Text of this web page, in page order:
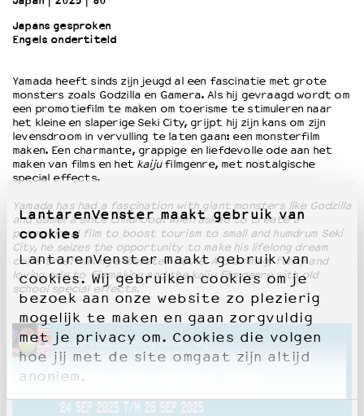
LantarenVenster maakt gebruik van
cookies
LantarenVenster maakt gebruik van
cookies. Wij gebruiken cookies om je
bezoek aan onze website zo plezierig
mogelijk te maken en gaan zorgvuldig
met je privacy om. Cookies die volgen
hoe jij met de site omgaat zijn altijd
anoniem.
OVER LANTARENVENSTER
Werken bij
Wie is wie
Word vriend
Historie
Partners
Huisregels
Privacyverklaring
Integriteits- en gedragscode
Duurzaamheid
Culturele boycot Israël
Ruimte voor artistieke vrijheid – VNPF
Japans gesproken
Engels ondertiteld
Yamada heeft sinds zijn jeugd al een fascinatie met grote
monsters zoals Godzilla en Gamera. Als hij gevraagd wordt om
een promotiefilm te maken om toerisme te stimuleren naar
het kleine en slaperige Seki City, grijpt hij zijn kans om zijn
levensdroom in vervulling te laten gaan: een monsterfilm
maken. Een charmante, grappige en liefdevolle ode aan het
maken van films en het kaijufilmgenre, met nostalgische
special effects.
Yamada has had a fascination with giant monsters like Godzilla
and Gamera since childhood. When asked to create a
promotional film to boost tourism to small and humdrum Seki
City, he seizes the opportunity to make his lifelong dream
come true: making a monster movie. A charming, funny and
loving ode to filmmaking and the kaiju film genre with old
school special effects.
Deze voorstelling hoort bij
CAMERA JAPAN FESTIVAL 2025
24 SEP 2025 T/M 28 SEP 2025